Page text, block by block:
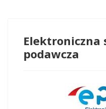
Elektroniczna
podawcza